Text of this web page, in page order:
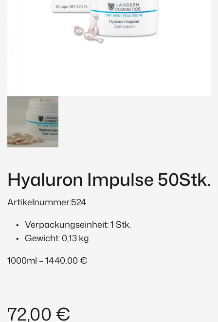
Hyaluron Impulse 50Stk.
Artikelnummer:524
Verpackungseinheit: 1 Stk.
Gewicht: 0,13 kg
1000ml – 1440,00 €
72,00€